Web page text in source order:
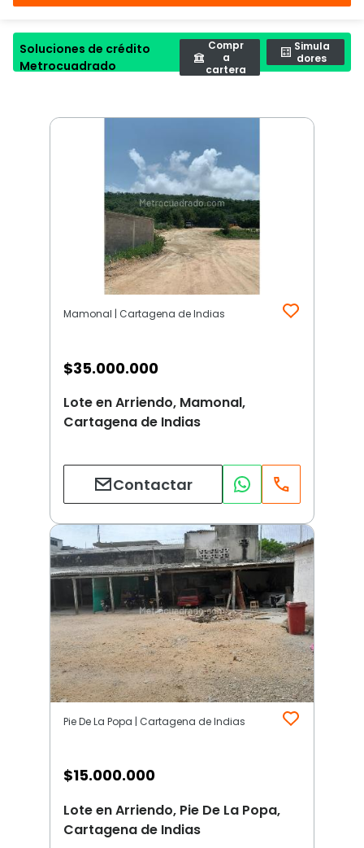
Soluciones de crédito
Metrocuadrado
Compr
a
cartera
Simula
dores
Mamonal | Cartagena de Indias
$35.000.000
Lote en Arriendo, Mamonal,
Cartagena de Indias
Contactar
Pie De La Popa | Cartagena de Indias
$15.000.000
Lote en Arriendo, Pie De La Popa,
Cartagena de Indias